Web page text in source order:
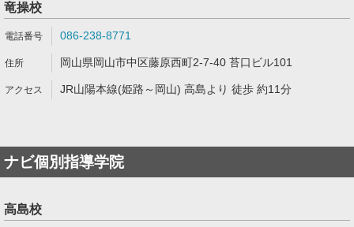
竜操校
086-238-8771
岡山県岡山市中区藤原西町2-7-40 苔口ビル101
JR山陽本線(姫路～岡山) 高島より 徒歩 約11分
ナビ個別指導学院
高島校